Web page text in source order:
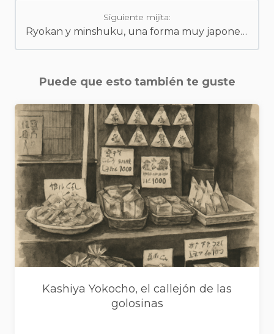
Siguiente mijita:
Ryokan y minshuku, una forma muy japonesa de alojarse
Puede que esto también te guste
Kashiya Yokocho, el callejón de las
golosinas